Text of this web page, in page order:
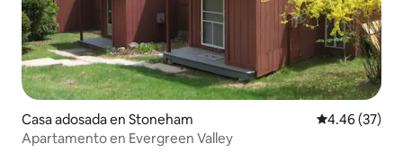
Casa adosada en Stoneham Calificación
4.46 (37)
Apartamento en Evergreen Valley